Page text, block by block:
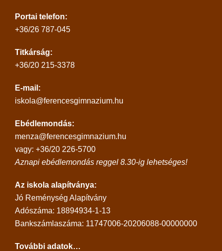
Portai telefon:
+36/26 787-045
Titkárság:
+36/20 215-3378
E-mail:
iskola@ferencesgimnazium.hu
Ebédlemondás:
menza@ferencesgimnazium.hu
vagy: +36/20 226-5700
Aznapi ebédlemondás reggel 8.30-ig lehetséges!
Az iskola alapítványa:
Jó Reménység Alapítvány
Adószáma: 18894934-1-13
Bankszámlaszáma: 11747006-20206088-00000000
További adatok…